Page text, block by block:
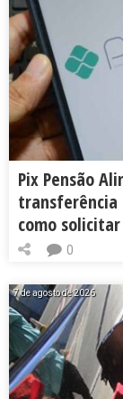
Pix Pensão
transferência
como solicitar
0
7 de agosto de 2026